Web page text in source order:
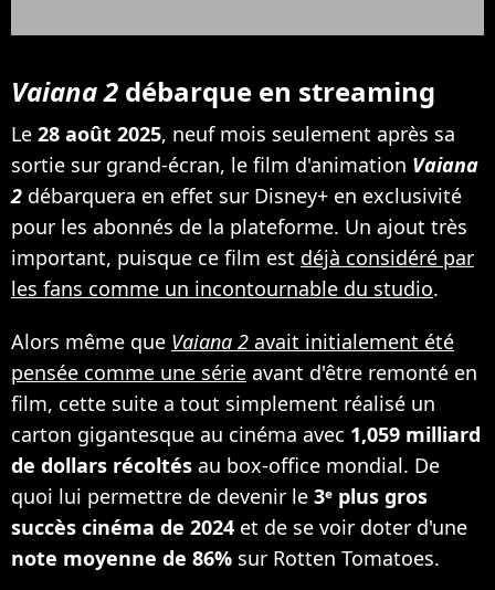
Vaiana 2 débarque en streaming
Le 28 août 2025, neuf mois seulement après sa
sortie sur grand-écran, le film d'animation Vaiana
2 débarquera en effet sur Disney+ en exclusivité
pour les abonnés de la plateforme. Un ajout très
important, puisque ce film est déjà considéré par
les fans comme un incontournable du studio.
Alors même que Vaiana 2 avait initialement été
pensée comme une série avant d'être remonté en
film, cette suite a tout simplement réalisé un
carton gigantesque au cinéma avec 1,059 milliard
de dollars récoltés au box-office mondial. De
quoi lui permettre de devenir le 3ᵉ plus gros
succès cinéma de 2024 et de se voir doter d'une
note moyenne de 86% sur Rotten Tomatoes.